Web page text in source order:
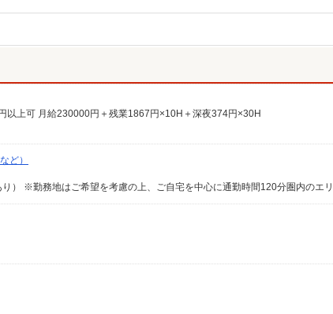
以上可 月給230000円＋残業1867円×10H＋深夜374円×30H
ど）